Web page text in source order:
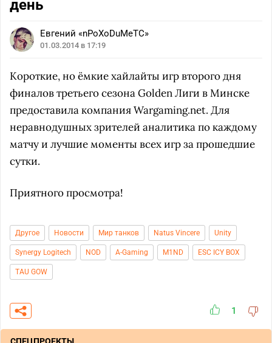
день
Евгений «nPoXoDuMeTC»
01.03.2014 в 17:19
Короткие, но ёмкие хайлайты игр второго дня
финалов третьего сезона Golden Лиги в Минске
предоставила компания Wargaming.net. Для
неравнодушных зрителей аналитика по каждому
матчу и лучшие моменты всех игр за прошедшие
сутки.
Приятного просмотра!
Другое Новости Мир танков Natus Vincere Unity
Synergy Logitech NOD A-Gaming M1ND ESC ICY BOX
TAU GOW
1